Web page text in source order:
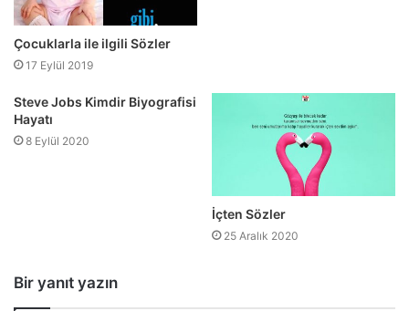
Çocuklarla ile ilgili Sözler
17 Eylül 2019
Steve Jobs Kimdir Biyografisi
Hayatı
8 Eylül 2020
İçten Sözler
25 Aralık 2020
Bir yanıt yazın